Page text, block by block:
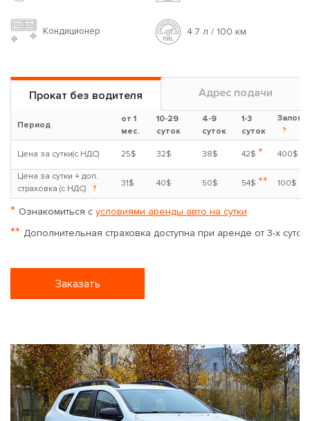
Кондиционер 4.7 л / 100 км
Прокат без водителя Адрес подачи
Период
от 1
мес.
10-29
суток
4-9
суток
1-3
суток
Залог
?
Цена за сутки(с НДС) 25$ 32$ 38$ 42$ * 400$
Цена за сутки + доп.
страховка (с НДС)
?
31$ 40$ 50$ 54$ ** 100$
* Ознакомиться с условиями аренды авто на сутки
** Дополнительная страховка доступна при аренде от 3-х суток
Заказать